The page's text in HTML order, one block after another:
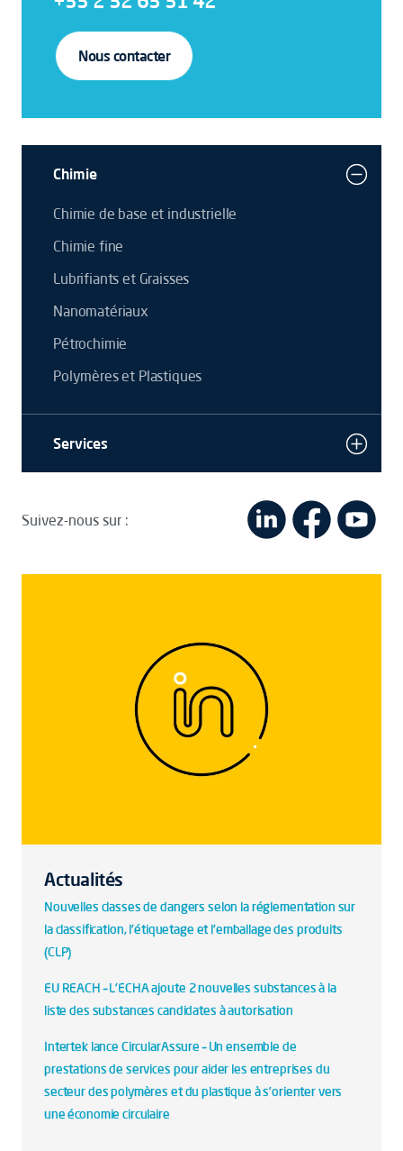
Nous contacter
Chimie
Chimie de base et industrielle
Chimie fine
Lubrifiants et Graisses
Nanomatériaux
Pétrochimie
Polymères et Plastiques
Services
Suivez-nous sur :
Actualités
Nouvelles classes de dangers selon la réglementation sur
la classification, l'étiquetage et l'emballage des produits
(CLP)
EU REACH – L'ECHA ajoute 2 nouvelles substances à la
liste des substances candidates à autorisation
Intertek lance CircularAssure – Un ensemble de
prestations de services pour aider les entreprises du
secteur des polymères et du plastique à s’orienter vers
une économie circulaire